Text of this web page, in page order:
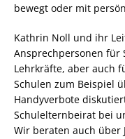
bewegt oder mit
Kathrin Noll und ihr
Ansprechpersonen für
Lehrkräfte, aber auch
Schulen zum Beispiel
Handyverbote
Schulelternbeirat bei
Wir beraten auch über